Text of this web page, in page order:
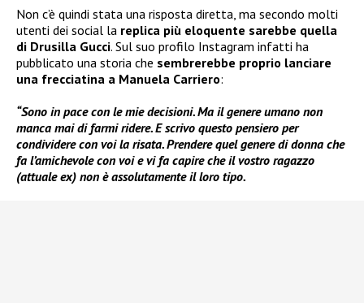
Non c’è quindi stata una risposta diretta, ma secondo molti
utenti dei social la replica più eloquente sarebbe quella
di Drusilla Gucci. Sul suo profilo Instagram infatti ha
pubblicato una storia che sembrerebbe proprio lanciare
una frecciatina a Manuela Carriero:
“Sono in pace con le mie decisioni. Ma il genere umano non
manca mai di farmi ridere. E scrivo questo pensiero per
condividere con voi la risata. Prendere quel genere di donna che
fa l’amichevole con voi e vi fa capire che il vostro ragazzo
(attuale ex) non è assolutamente il loro tipo.